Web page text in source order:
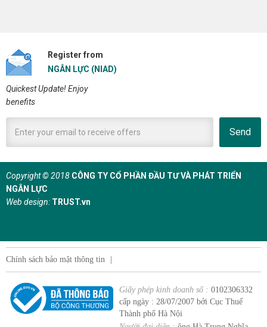
Register from
NGÂN LỰC (NIAD)
Quickest Update! Enjoy
benefits
Send
Copyright © 2018 CÔNG TY CỔ PHẦN ĐẦU TƯ VÀ PHÁT TRIỂN
NGÂN LỰC
Web design: TRUST.vn
Chính sách bảo mật thông tin
Giấy phép kinh doanh số : 0102306332
cấp ngày : 28/07/2007 bởi Cục Thuế
Thành phố Hà Nội